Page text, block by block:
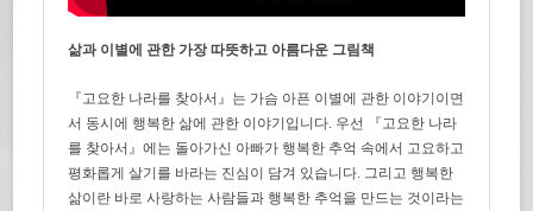
삶과 이별에 관한 가장 따뜻하고 아름다운 그림책
『고요한 나라를 찾아서』는 가슴 아픈 이별에 관한 이야기이면
서 동시에 행복한 삶에 관한 이야기입니다. 우선 『고요한 나라
를 찾아서』에는 돌아가신 아빠가 행복한 추억 속에서 고요하고
평화롭게 살기를 바라는 진심이 담겨 있습니다. 그리고 행복한
삶이란 바로 사랑하는 사람들과 행복한 추억을 만드는 것이라는